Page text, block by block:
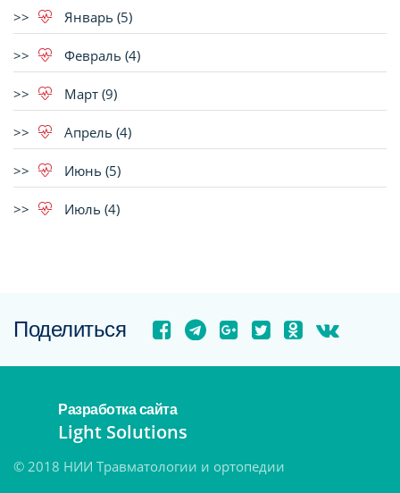
Январь (5)
Февраль (4)
Март (9)
Апрель (4)
Июнь (5)
Июль (4)
Поделиться
© 2018 НИИ Травматологии и ортопедии
Разработка сайта
Light Solutions